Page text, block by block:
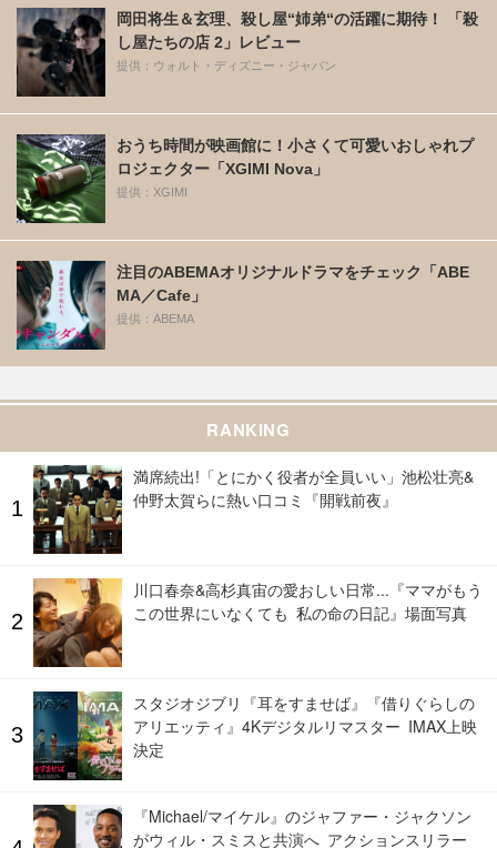
岡田将生＆玄理、殺し屋“姉弟“の活躍に期待！ 「殺
し屋たちの店 2」レビュー
提供：ウォルト・ディズニー・ジャパン
おうち時間が映画館に！小さくて可愛いおしゃれプ
ロジェクター「XGIMI Nova」
提供：XGIMI
注目のABEMAオリジナルドラマをチェック「ABE
MA／Cafe」
提供：ABEMA
RANKING
満席続出!「とにかく役者が全員いい」池松壮亮&
仲野太賀らに熱い口コミ『開戦前夜』
川口春奈&高杉真宙の愛おしい日常...『ママがもう
この世界にいなくても 私の命の日記』場面写真
スタジオジブリ『耳をすませば』『借りぐらしの
アリエッティ』4Kデジタルリマスター IMAX上映
決定
『Michael/マイケル』のジャファー・ジャクソン
がウィル・スミスと共演へ アクションスリラー